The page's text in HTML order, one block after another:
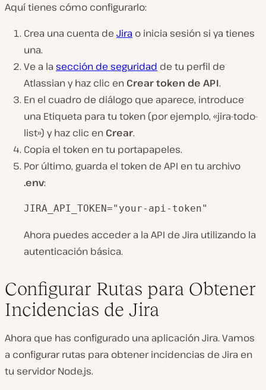
Aquí tienes cómo configurarlo:
Crea una cuenta de Jira o inicia sesión si ya tienes
una.
Ve a la sección de seguridad de tu perfil de
Atlassian y haz clic en Crear token de API.
En el cuadro de diálogo que aparece, introduce
una Etiqueta para tu token (por ejemplo, «jira-todo-
list») y haz clic en Crear.
Copia el token en tu portapapeles.
Por último, guarda el token de API en tu archivo
.env:
JIRA_API_TOKEN="your-api-token"
Ahora puedes acceder a la API de Jira utilizando la
autenticación básica.
Configurar Rutas para Obtener
Incidencias de Jira
Ahora que has configurado una aplicación Jira. Vamos
a configurar rutas para obtener incidencias de Jira en
tu servidor Node.js.